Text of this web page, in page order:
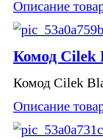
Описание
Комод Cilek
Комод Cilek
Описание